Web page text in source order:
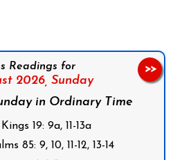
Readings for
2026, Sunday
in Ordinary Time
19: 9a, 11-13a
85: 9, 10, 11-12, 13-14
>>